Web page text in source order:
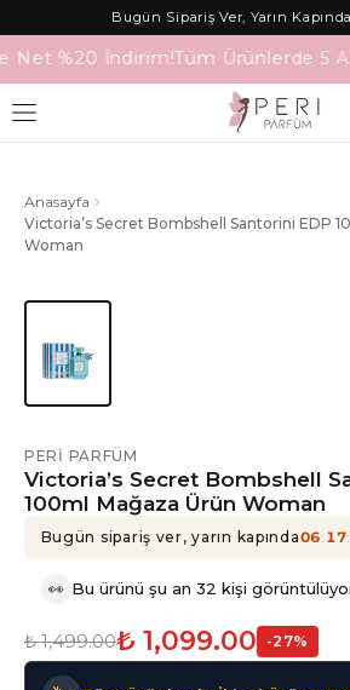
Bugün Sipariş Ver, Yarın
Net %20 İndirim!Tüm Ürünlerde 5
Anasayfa
Victoria’s Secret Bombshell Santorini EDP
Woman
PERI PARFÜM
Victoria’s Secret Bombshell
100ml Mağaza Ürün Woman
Bugün sipariş ver, yarın kapında06: 17
👀 Bu ürünü şu an 32 kişi
₺ 1,499.00₺ 1,099.00 -27%